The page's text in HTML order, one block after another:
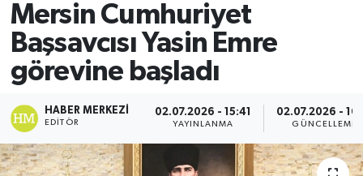
Mersin Cumhuriyet
Başsavcısı Yasin Emre
görevine başladı
HABER MERKEZI
EDITÖR
02.07.2026 - 15:41
YAYINLANMA
02.07.2026 -
GÜNCELLEME